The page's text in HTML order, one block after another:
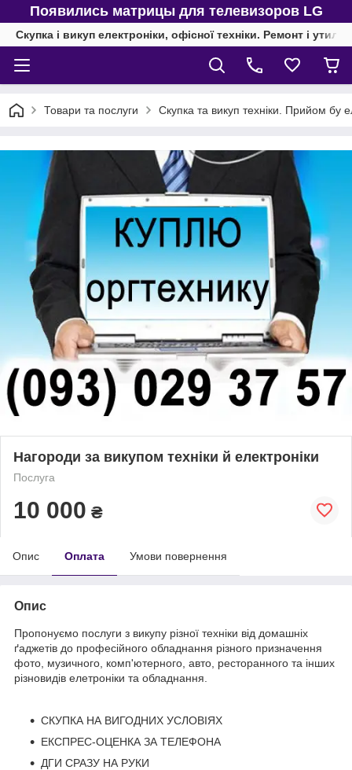
Появились матрицы для телевизоров LG
Скупка і викуп електроніки, офісної техніки. Ремонт і
Товари та послуги Скупка та викуп техніки. Прийом бу
Нагороди за викупом техніки й електроніки
Послуга
10 000 ₴
Опис Оплата Умови повернення
Опис
Пропонуємо послуги з викупу різної техніки від домашніх
ґаджетів до професійного обладнання різного призначення
фото, музичного, комп'ютерного, авто, ресторанного та інших
різновидів елетроніки та обладнання.
СКУПКА НА ВИГОДНИХ УСЛОВІЯХ
ЕКСПРЕС-ОЦЕНКА ЗА ТЕЛЕФОНА
ДГИ СРАЗУ НА РУКИ